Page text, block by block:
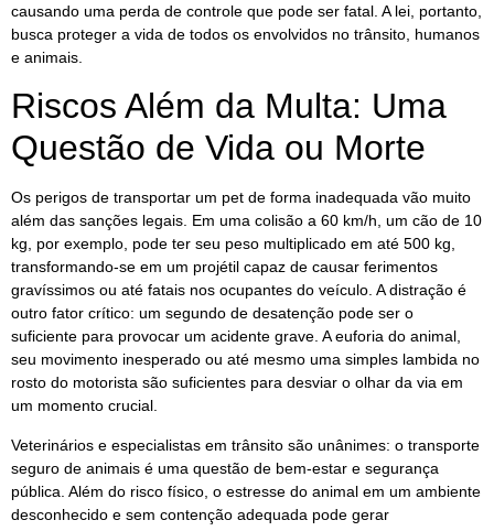
causando uma perda de controle que pode ser fatal. A lei, portanto,
busca proteger a vida de todos os envolvidos no trânsito, humanos
e animais.
Riscos Além da Multa: Uma
Questão de Vida ou Morte
Os perigos de transportar um pet de forma inadequada vão muito
além das sanções legais. Em uma colisão a 60 km/h, um cão de 10
kg, por exemplo, pode ter seu peso multiplicado em até 500 kg,
transformando-se em um projétil capaz de causar ferimentos
gravíssimos ou até fatais nos ocupantes do veículo. A distração é
outro fator crítico: um segundo de desatenção pode ser o
suficiente para provocar um acidente grave. A euforia do animal,
seu movimento inesperado ou até mesmo uma simples lambida no
rosto do motorista são suficientes para desviar o olhar da via em
um momento crucial.
Veterinários e especialistas em trânsito são unânimes: o transporte
seguro de animais é uma questão de bem-estar e segurança
pública. Além do risco físico, o estresse do animal em um ambiente
desconhecido e sem contenção adequada pode gerar